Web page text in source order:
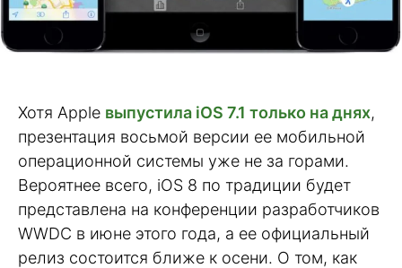
Хотя Apple выпустила iOS 7.1 только на днях,
презентация восьмой версии ее мобильной
операционной системы уже не за горами.
Вероятнее всего, iOS 8 по традиции будет
представлена на конференции разработчиков
WWDC в июне этого года, а ее официальный
релиз состоится ближе к осени. О том, как